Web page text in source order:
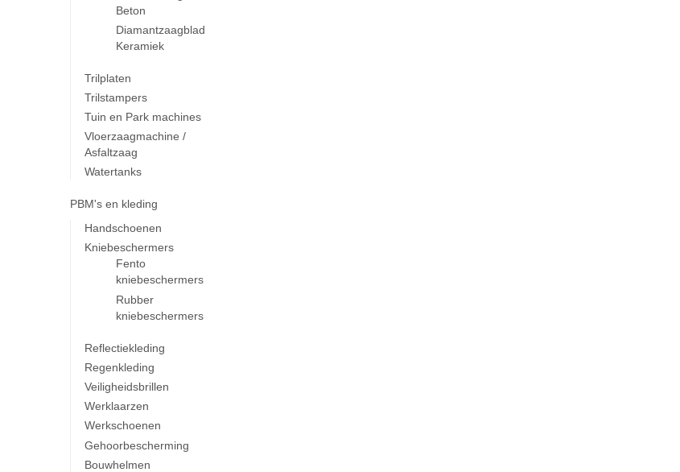
Beton
Diamantzaagblad
Keramiek
Trilplaten
Trilstampers
Tuin en Park machines
Vloerzaagmachine /
Asfaltzaag
Watertanks
PBM's en kleding
Handschoenen
Kniebeschermers
Fento
kniebeschermers
Rubber
kniebeschermers
Reflectiekleding
Regenkleding
Veiligheidsbrillen
Werklaarzen
Werkschoenen
Gehoorbescherming
Bouwhelmen